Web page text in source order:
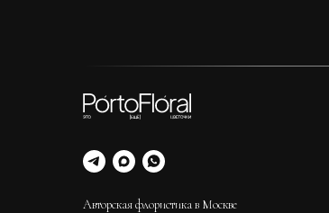
Авторская флористика в Москве